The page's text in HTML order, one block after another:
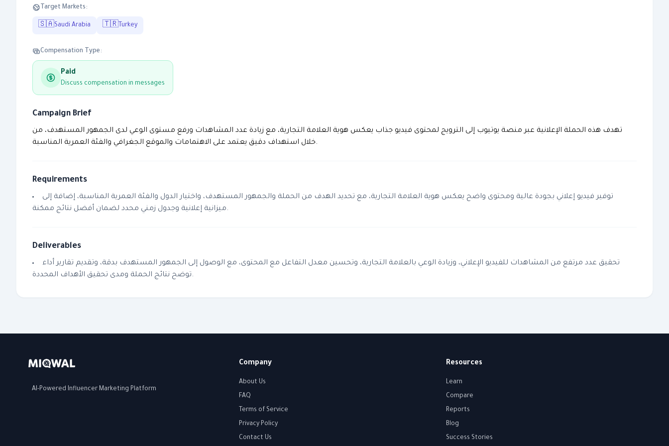
Target Markets:
🇸🇦Saudi Arabia 🇹🇷 Turkey
Compensation Type:
Paid
Discuss compensation in messages
Campaign Brief
تهدف هذه الحملة الإعلانية عبر منصة يوتيوب إلى الترويج لمحتوى فيديو جذاب يعكس هوية العلامة التجارية، مع زيادة عدد المشاهدات ورفع مستوى الوعي لدى الجمهور المستهدف، من
خلال استهداف دقيق يعتمد على الاهتمامات والموقع الجغرافي والفئة العمرية المناسبة.
Requirements
توفير فيديو إعلاني بجودة عالية ومحتوى واضح يعكس هوية العلامة التجارية، مع تحديد الهدف من الحملة والجمهور المستهدف، واختيار الدول والفئة العمرية المناسبة، إضافة إلى
ميزانية إعلانية وجدول زمني محدد لضمان أفضل نتائج ممكنة.
Deliverables
تحقيق عدد مرتفع من المشاهدات للفيديو الإعلاني، وزيادة الوعي بالعلامة التجارية، وتحسين معدل التفاعل مع المحتوى، مع الوصول إلى الجمهور المستهدف بدقة، وتقديم تقارير أداء
توضح نتائج الحملة ومدى تحقيق الأهداف المحددة.
AI-Powered Influencer Marketing Platform
Company
About Us
FAQ
Terms of Service
Privacy Policy
Contact Us
Resources
Learn
Compare
Reports
Blog
Success Stories